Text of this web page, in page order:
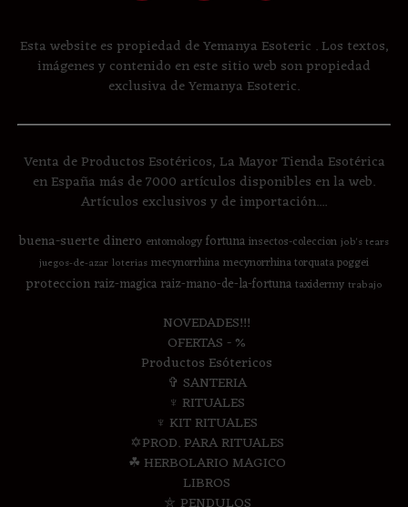
Esta website es propiedad de Yemanya Esoteric . Los textos,
imágenes y contenido en este sitio web son propiedad
exclusiva de Yemanya Esoteric.
Venta de Productos Esotéricos, La Mayor Tienda Esotérica
en España más de 7000 artículos disponibles en la web.
Artículos exclusivos y de importación....
buena-suertedinero entomologyfortunainsectos-coleccion job's tears
juegos-de-azar loterias mecynorrhinamecynorrhina torquata poggei
proteccion raiz-magica raiz-mano-de-la-fortunataxidermy trabajo
NOVEDADES!!!
OFERTAS - %
Productos Esótericos
✞ SANTERIA
♆ RITUALES
♆ KIT RITUALES
✡PROD. PARA RITUALES
☘ HERBOLARIO MAGICO
LIBROS